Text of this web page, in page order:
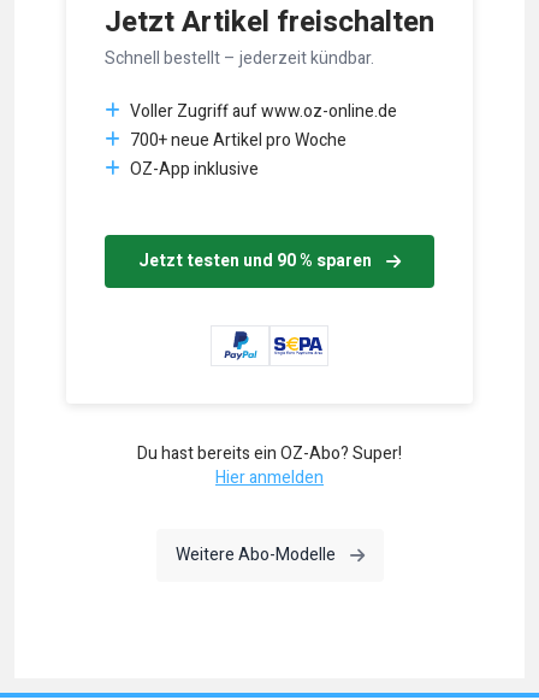
Jetzt Artikel freischalten
Schnell bestellt – jederzeit kündbar.
Voller Zugriff auf www.oz-online.de
700+ neue Artikel pro Woche
OZ-App inklusive
Jetzt testen und 90 % sparen
Du hast bereits ein OZ-Abo? Super!
Hier anmelden
Weitere Abo-Modelle